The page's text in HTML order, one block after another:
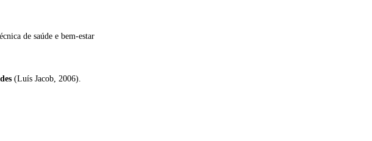
de saúde e bem-estar
(Luís Jacob, 2006).